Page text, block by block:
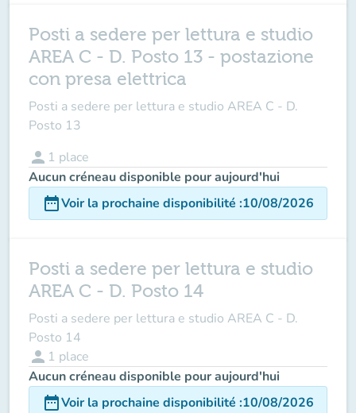
Posti a sedere per lettura e studio
AREA C - D. Posto 13 - postazione
con presa elettrica
Posti a sedere per lettura e studio AREA C - D.
Posto 13
person 1 place
Aucun créneau disponible pour aujourd'hui
date_rangeVoir la prochaine disponibilité :10/08/2026
Posti a sedere per lettura e studio
AREA C - D. Posto 14
Posti a sedere per lettura e studio AREA C - D.
Posto 14
person 1 place
Aucun créneau disponible pour aujourd'hui
date_rangeVoir la prochaine disponibilité :10/08/2026